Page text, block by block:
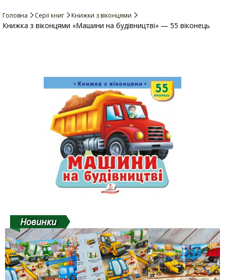
Головна Серії книг Книжки з віконцями
Книжка з віконцями «Машини на будівництві» — 55 віконець
Новинки